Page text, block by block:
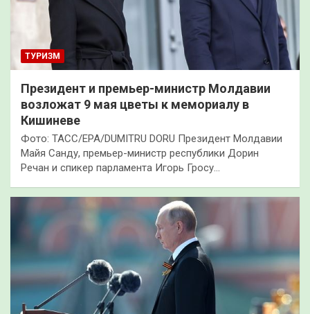
ТУРИЗМ
Президент и премьер-министр Молдавии
возложат 9 мая цветы к мемориалу в
Кишиневе
Фото: ТАСС/EPA/DUMITRU DORU Президент Молдавии
Майя Санду, премьер-министр республики Дорин
Речан и спикер парламента Игорь Гросу…